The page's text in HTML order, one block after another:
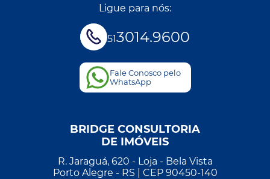
Ligue para nós:
513014.9600
Fale Conosco pelo
WhatsApp
BRIDGE CONSULTORIA
DE IMÓVEIS
R. Jaraguá, 620 - Loja - Bela Vista
Porto Alegre - RS | CEP 90450-140